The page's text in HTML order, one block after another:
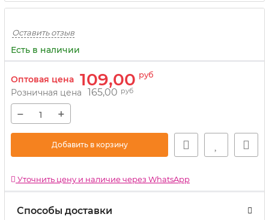
Оставить отзыв
Есть в наличии
Оптовая цена 109,00 руб
Розничная цена 165,00 руб
− +
Добавить в корзину
Уточнить цену и наличие через WhatsApp
Способы доставки